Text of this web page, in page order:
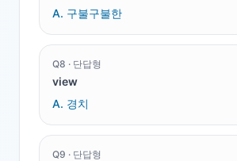
A. 구불구불한
Q8 · 단답형
view
A. 경치
Q9 · 단답형